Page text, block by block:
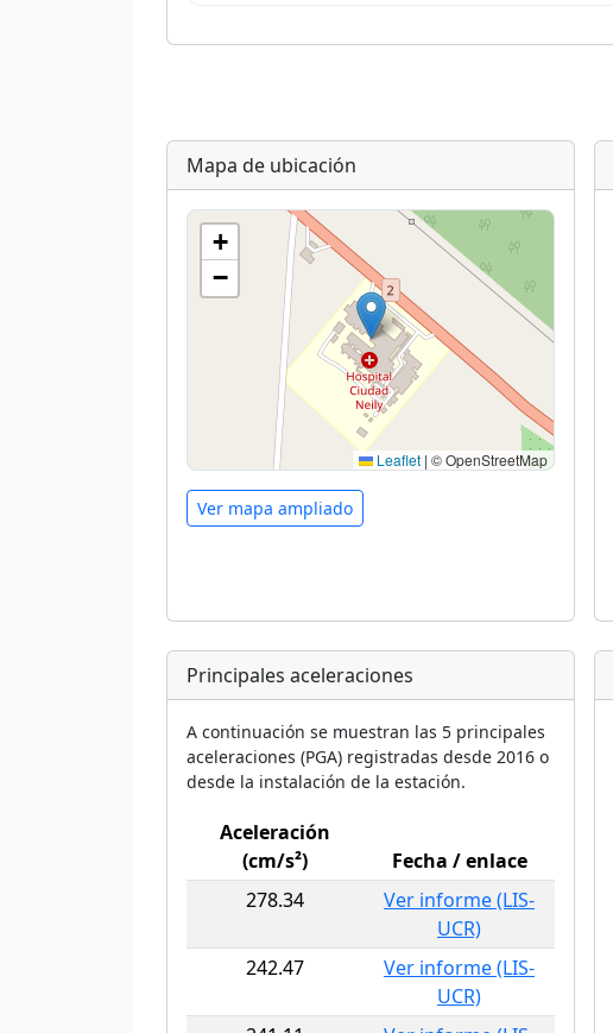
Mapa de ubicación
+
−
Leaflet | © OpenStreetMap
Ver mapa ampliado
Principales aceleraciones
A continuación se muestran las 5 principales
aceleraciones (PGA) registradas desde 2016 o
desde la instalación de la estación.
Aceleración
(cm/s²)
Fecha / enlace
278.34
Ver informe (LIS-
UCR)
242.47
Ver informe (LIS-
UCR)